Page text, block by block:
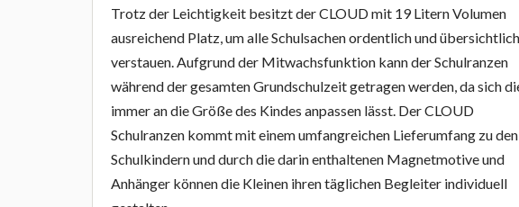
Trotz der Leichtigkeit besitzt der CLOUD mit 19 Litern Volumen
ausreichend Platz, um alle Schulsachen ordentlich und
verstauen. Aufgrund der Mitwachsfunktion kann der Schulranzen
während der gesamten Grundschulzeit getragen werden, da sich
immer an die Größe des Kindes anpassen lässt. Der CLOUD
Schulranzen kommt mit einem umfangreichen Lieferumfang zu den
Schulkindern und durch die darin enthaltenen Magnetmotive und
Anhänger können die Kleinen ihren täglichen Begleiter individuell